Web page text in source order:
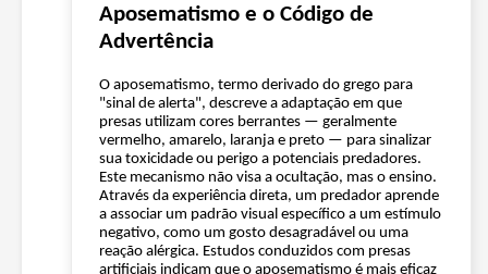
Aposematismo e o Código de
Advertência
O aposematismo, termo derivado do grego para
"sinal de alerta", descreve a adaptação em que
presas utilizam cores berrantes — geralmente
vermelho, amarelo, laranja e preto — para sinalizar
sua toxicidade ou perigo a potenciais predadores.
Este mecanismo não visa a ocultação, mas o ensino.
Através da experiência direta, um predador aprende
a associar um padrão visual específico a um estímulo
negativo, como um gosto desagradável ou uma
reação alérgica. Estudos conduzidos com presas
artificiais indicam que o aposematismo é mais eficaz